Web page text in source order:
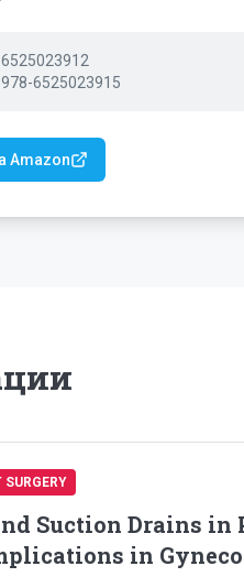
6525023912
978-6525023915
Amazon
SURGERY
Suction Drains in
in